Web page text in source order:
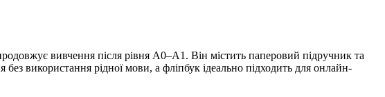
вивчення після рівня A0–A1. Він містить паперовий підручник та
використання рідної мови, а фліпбук ідеально підходить для онлайн-